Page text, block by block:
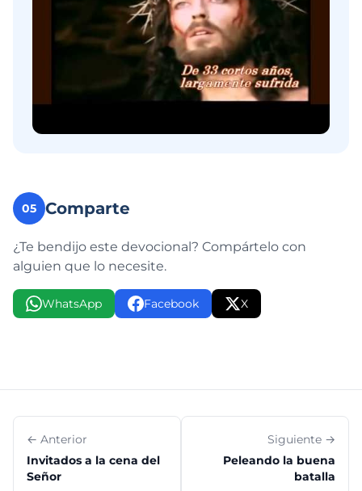
05 Comparte
¿Te bendijo este devocional? Compártelo con
alguien que lo necesite.
WhatsApp Facebook X
← Anterior
Invitados a la cena del
Señor
Siguiente →
Peleando la buena
batalla